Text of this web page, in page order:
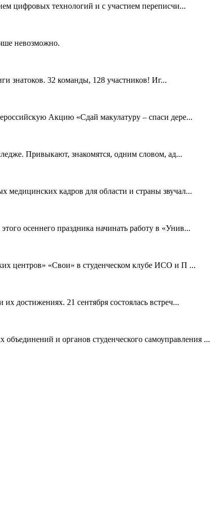
цифровых технологий и с участием переписчи...
невозможно.
знатоков. 32 команды, 128 участников! Иг...
Акцию «Сдай макулатуру – спаси дере...
Привыкают, знакомятся, одним словом, ад...
медицинских кадров для области и страны звучал...
осеннего праздника начинать работу в «Унив...
центров» «Свои» в студенческом клубе ИСО и П ...
достижениях. 21 сентября состоялась встреч...
и органов студенческого самоуправления ...